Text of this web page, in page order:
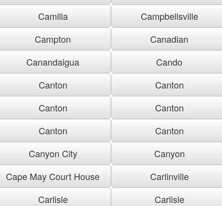
Camilla
Campbellsville
Campton
Canadian
Canandaigua
Cando
Canton
Canton
Canton
Canton
Canton
Canton
Canyon City
Canyon
Cape May Court House
Carlinville
Carlisle
Carlisle